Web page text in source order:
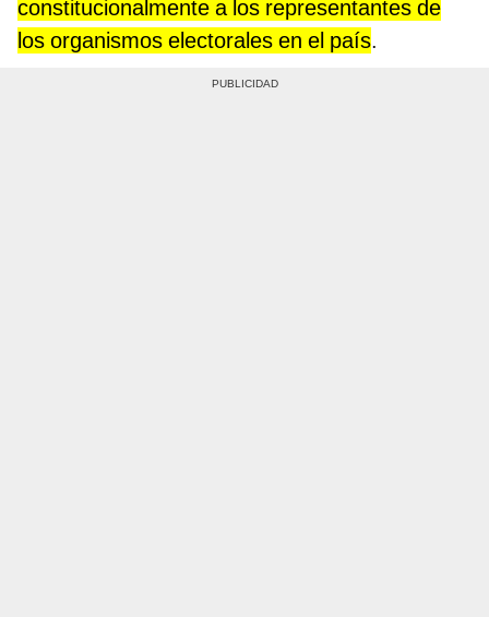
constitucionalmente a los representantes de
los organismos electorales en el país.